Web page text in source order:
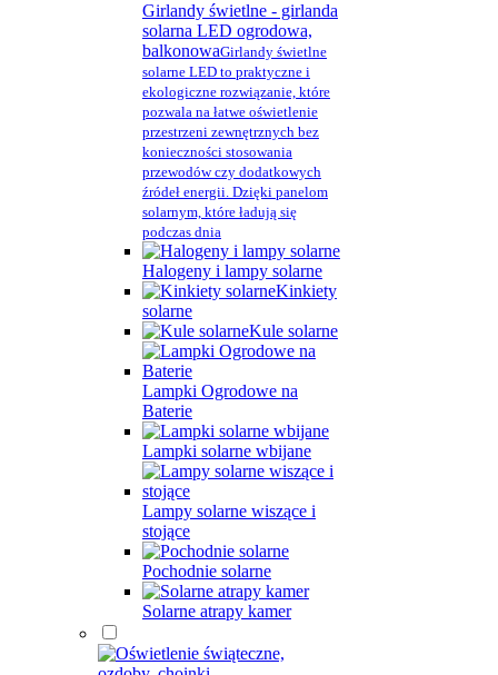
Girlandy świetlne - girlanda
solarna LED ogrodowa,
balkonowaGirlandy świetlne
solarne LED to praktyczne i
ekologiczne rozwiązanie, które
pozwala na łatwe oświetlenie
przestrzeni zewnętrznych bez
konieczności stosowania
przewodów czy dodatkowych
źródeł energii. Dzięki panelom
solarnym, które ładują się
podczas dnia
Halogeny i lampy solarne
Kinkiety
solarne
Kule solarne
Lampki Ogrodowe na
Baterie
Lampki solarne wbijane
Lampy solarne wiszące i
stojące
Pochodnie solarne
Solarne atrapy kamer